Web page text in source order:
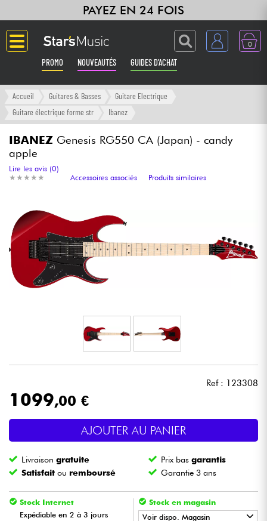
PAYEZ EN 24 FOIS
0
PROMO NOUVEAUTÉS GUIDES D'ACHAT
Langue
Synthés & Sampleurs
Home Studio
Casques
Eclairage
Batteries & Percu
Vents
Violons & Quatuor
Accueil Guitares & Basses
Guitare Electrique
Guitare électrique forme str
Ibanez
IBANEZ Genesis RG550 CA (Japan) - candy
apple
★ ★ ★ ★ ★
★ ★ ★ ★ ★
Lire les avis (0)
Accessoires associés
Produits similaires
Ref : 123308
1099,00 €
AJOUTER AU PANIER
Livraisongratuite Prix basgarantis
Satisfait ou remboursé Garantie 3 ans
Stock Internet
Expédiable en 2 à 3 jours
Stock en magasin
Voir dispo. Magasin